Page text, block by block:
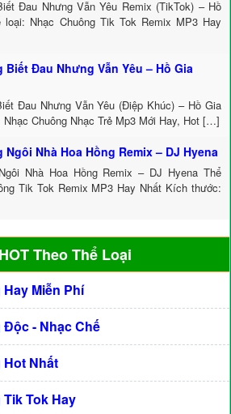
Đau Nhưng Vẫn Yêu Remix (TikTok) – Hồ
loại: Nhạc Chuông Tik Tok Remix MP3 Hay
Biết Đau Nhưng Vẫn Yêu – Hồ Gia
Đau Nhưng Vẫn Yêu (Điệp Khúc) – Hồ Gia
Nhạc Chuông Nhạc Trẻ Mp3 Mới Hay, Hot […]
Ngôi Nhà Hoa Hồng Remix – DJ Hyena
Nhà Hoa Hồng Remix – DJ Hyena Thể
Tik Tok Remix MP3 Hay Nhất Kích thước:
Theo Thể Loại
Miễn Phí
- Nhạc Chế
Hot Nhất
Tok Hay